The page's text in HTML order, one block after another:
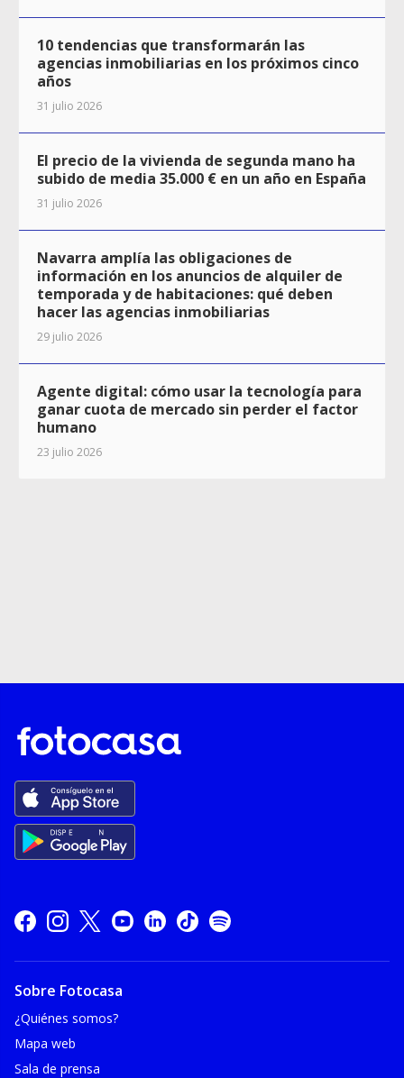
10 tendencias que transformarán las
agencias inmobiliarias en los próximos cinco
años
31 julio 2026
El precio de la vivienda de segunda mano ha
subido de media 35.000 € en un año en España
31 julio 2026
Navarra amplía las obligaciones de
información en los anuncios de alquiler de
temporada y de habitaciones: qué deben
hacer las agencias inmobiliarias
29 julio 2026
Agente digital: cómo usar la tecnología para
ganar cuota de mercado sin perder el factor
humano
23 julio 2026
Sobre Fotocasa
¿Quiénes somos?
Mapa web
Sala de prensa